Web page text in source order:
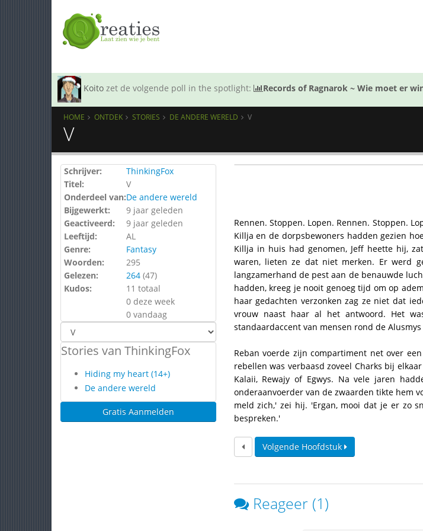
Koito zet de volgende poll in the spotlight: Records of Ragnarok ~ Wie moet er
HOME ONTDEK STORIES DE ANDERE WERELD V
V
Schrijver:
ThinkingFox
Titel:
V
Onderdeel van:De andere wereld
Bijgewerkt:
9 jaar geleden
Geactiveerd:
9 jaar geleden
Leeftijd:
AL
Genre:
Fantasy
Woorden:
295
Gelezen:
264 (47)
Kudos:
11 totaal
0 deze week
0 vandaag
Stories van ThinkingFox
Hiding my heart (14+)
De andere wereld
Gratis Aanmelden
Rennen. Stoppen. Lopen. Rennen. Stoppen.
Killja en de dorpsbewoners hadden gezien
Killja in huis had genomen, Jeff heette hij,
waren, lieten ze dat niet merken. Er werd
langzamerhand de pest aan de benauwde
hadden, kreeg je nooit genoeg tijd om op
haar gedachten verzonken zag ze niet dat
vrouw naast haar al het antwoord. Het
standaardaccent van mensen rond de
Reban voerde zijn compartiment net over
rebellen was verbaasd zoveel Charks bij
Kalaii, Rewajy of Egwys. Na vele jaren
onderaanvoerder van de zwaarden tikte hem
meld zich,' zei hij. 'Ergan, mooi dat je er zo
bespreken.'
Volgende Hoofdstuk
Reageer (1)